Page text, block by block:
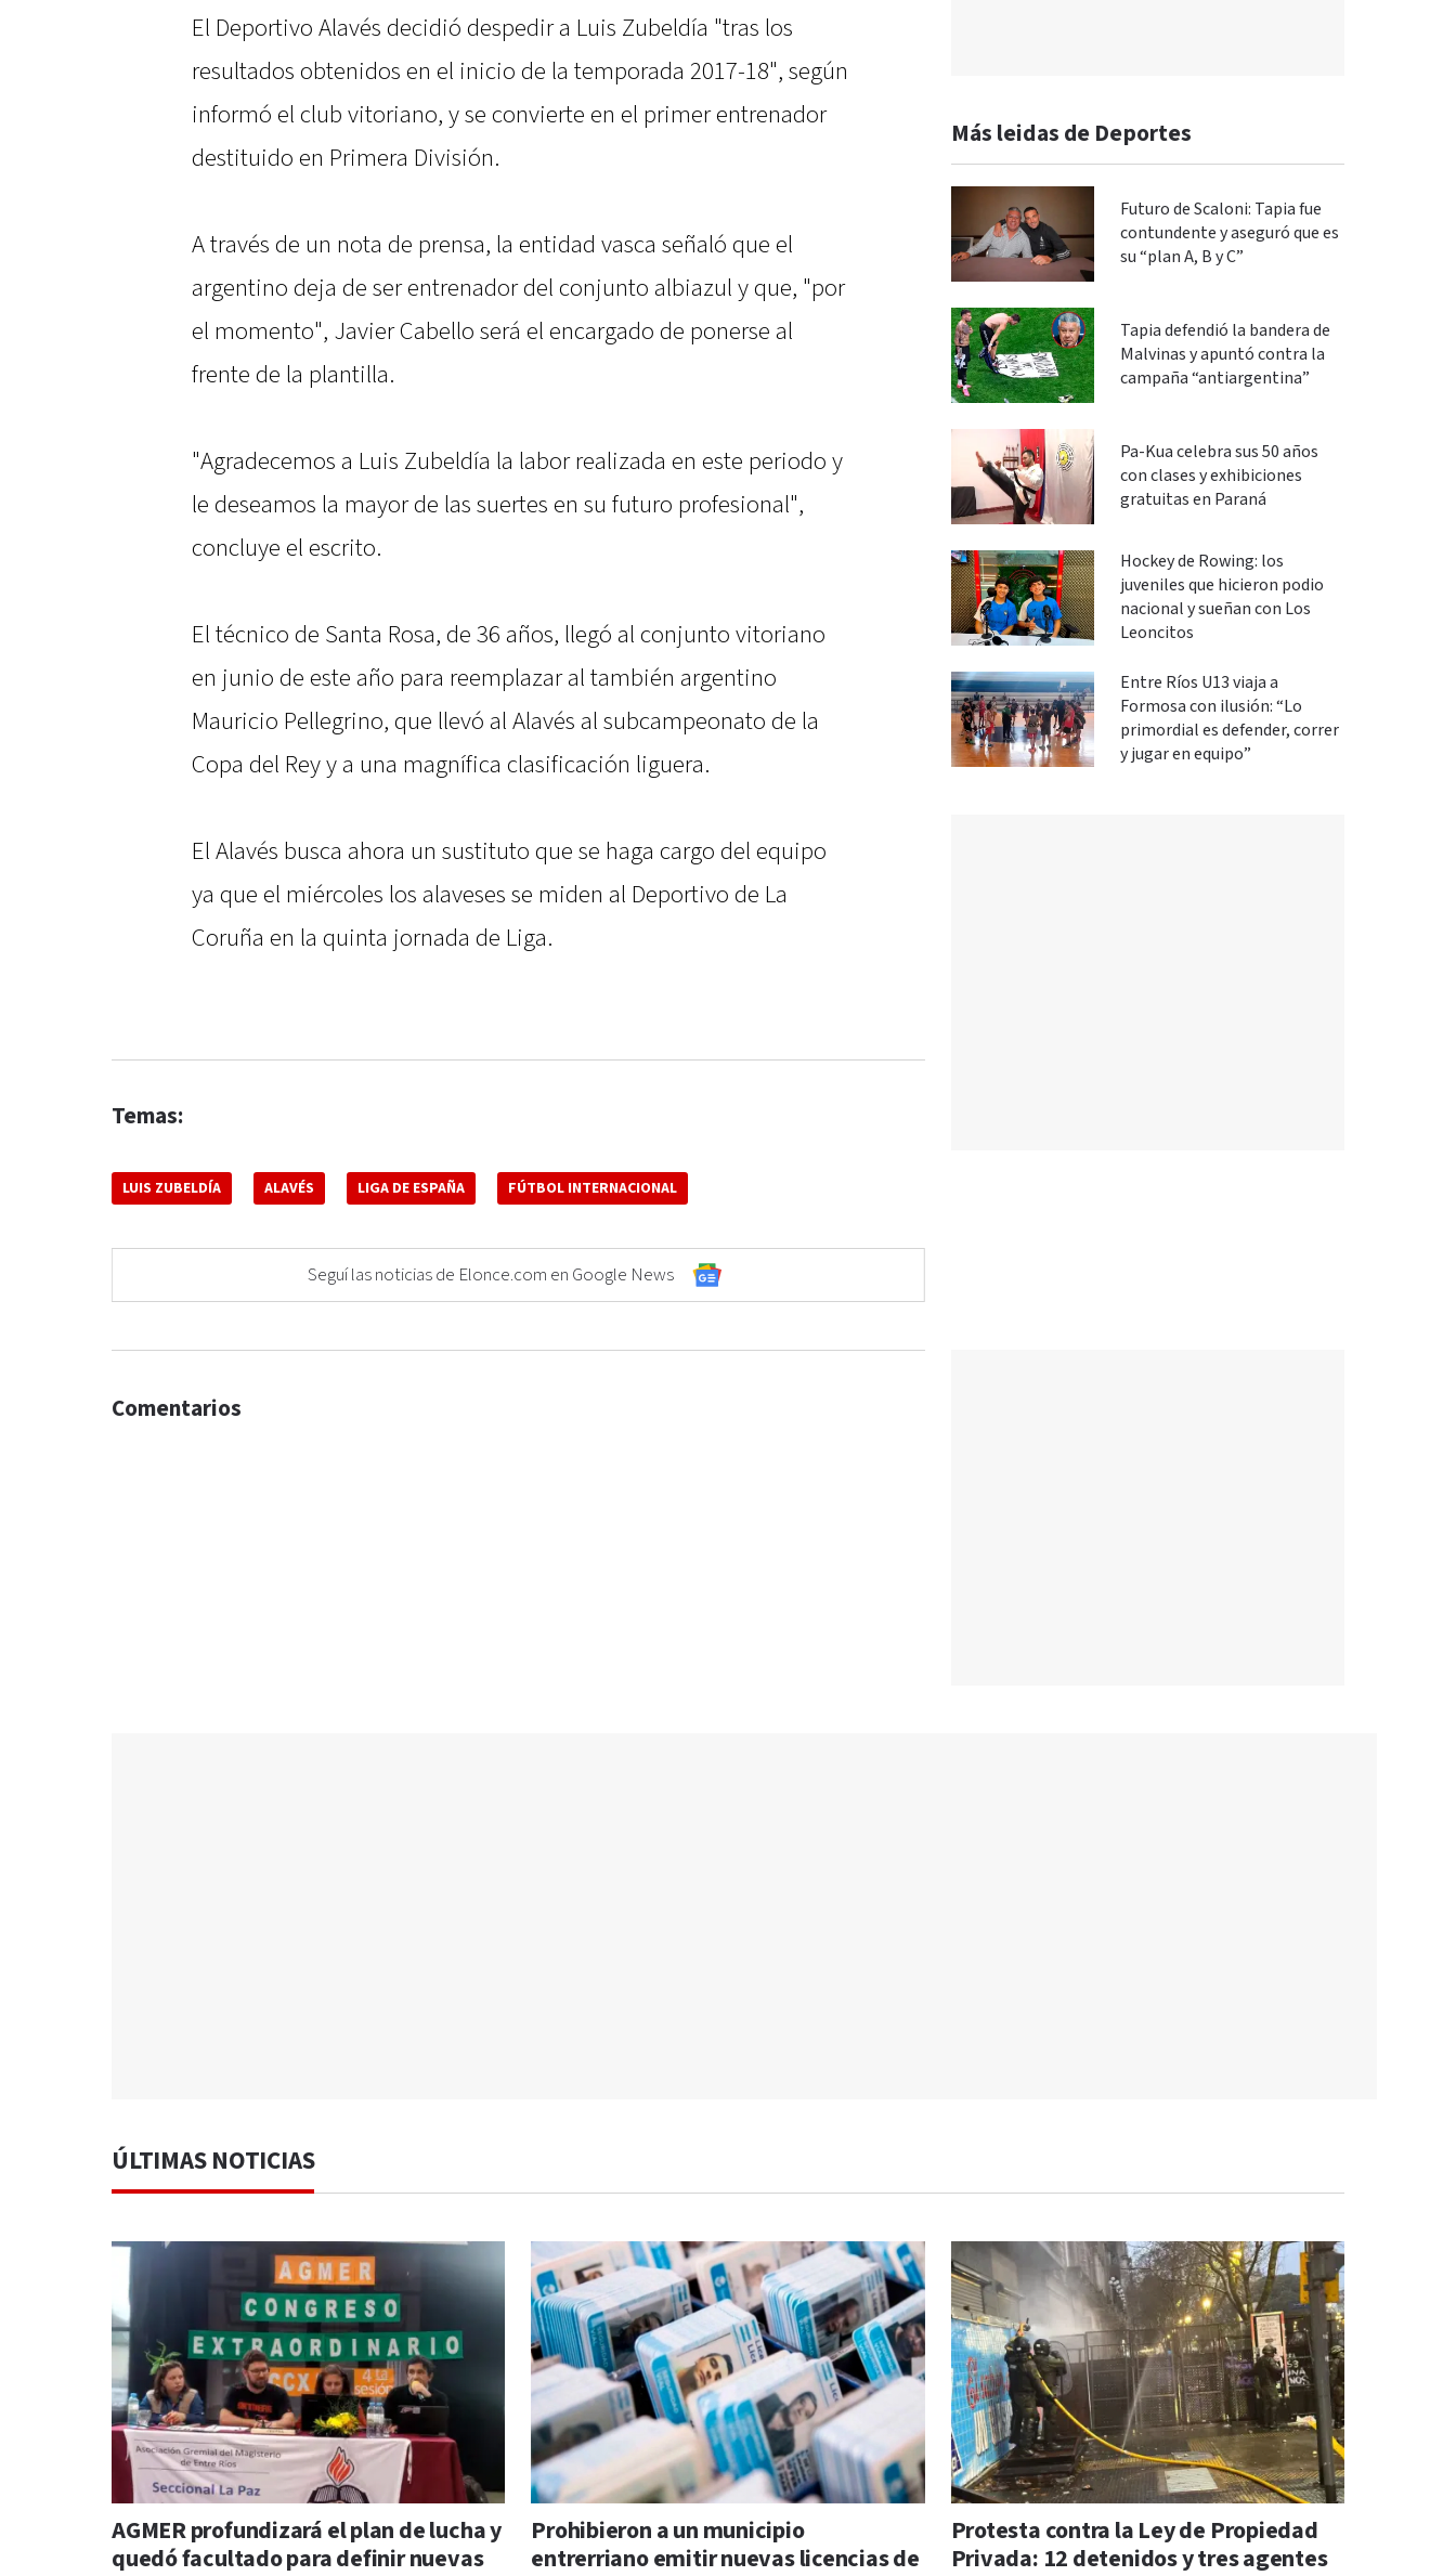
El Deportivo Alavés decidió despedir a Luis Zubeldía "tras los
resultados obtenidos en el inicio de la temporada 2017-18", según
informó el club vitoriano, y se convierte en el primer entrenador
destituido en Primera División.
A través de un nota de prensa, la entidad vasca señaló que el
argentino deja de ser entrenador del conjunto albiazul y que, "por
el momento", Javier Cabello será el encargado de ponerse al
frente de la plantilla.
"Agradecemos a Luis Zubeldía la labor realizada en este periodo y
le deseamos la mayor de las suertes en su futuro profesional",
concluye el escrito.
El técnico de Santa Rosa, de 36 años, llegó al conjunto vitoriano
en junio de este año para reemplazar al también argentino
Mauricio Pellegrino, que llevó al Alavés al subcampeonato de la
Copa del Rey y a una magnífica clasificación liguera.
El Alavés busca ahora un sustituto que se haga cargo del equipo
ya que el miércoles los alaveses se miden al Deportivo de La
Coruña en la quinta jornada de Liga.
Temas:
LUIS ZUBELDÍA ALAVÉS LIGA DE ESPAÑA FÚTBOL INTERNACIONAL
Seguí las noticias de Elonce.com en Google News
Más leidas de Deportes
Futuro de Scaloni: Tapia fue
contundente y aseguró que es
su “plan A, B y C”
Tapia defendió la bandera de
Malvinas y apuntó contra la
campaña “antiargentina”
Pa-Kua celebra sus 50 años
con clases y exhibiciones
gratuitas en Paraná
Hockey de Rowing: los
juveniles que hicieron podio
nacional y sueñan con Los
Leoncitos
Entre Ríos U13 viaja a
Formosa con ilusión: “Lo
primordial es defender, correr
y jugar en equipo”
Comentarios
ÚLTIMAS NOTICIAS
AGMER profundizará el plan de lucha y
quedó facultado para definir nuevas
Prohibieron a un municipio
entrerriano emitir nuevas licencias de
Protesta contra la Ley de Propiedad
Privada: 12 detenidos y tres agentes